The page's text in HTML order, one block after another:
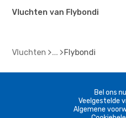
Vluchten van Flybondi
Vluchten Flybondi
Bel ons
Veelgestelde
Algemene